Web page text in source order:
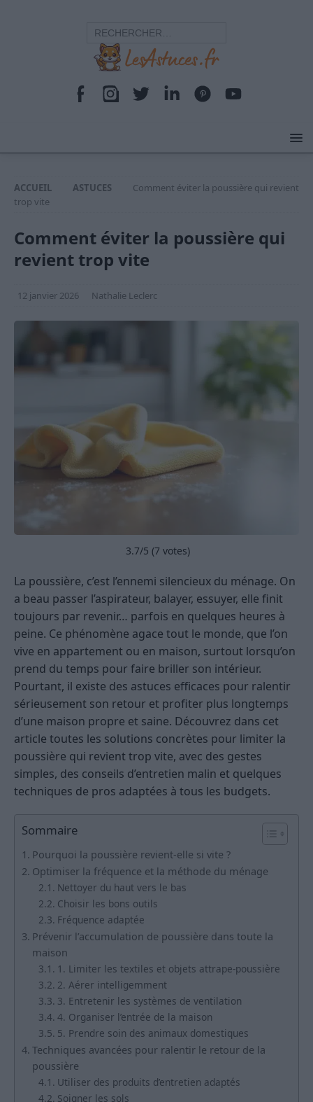
ACCUEIL ASTUCES
Comment éviter la poussière qui revient
trop vite
Comment éviter la poussière qui
revient trop vite
12 janvier 2026 Nathalie Leclerc
3.7/5 (7 votes)
La poussière, c’est l’ennemi silencieux du ménage. On
a beau passer l’aspirateur, balayer, essuyer, elle finit
toujours par revenir… parfois en quelques heures à
peine. Ce phénomène agace tout le monde, que l’on
vive en appartement ou en maison, surtout lorsqu’on
prend du temps pour faire briller son intérieur.
Pourtant, il existe des astuces efficaces pour ralentir
sérieusement son retour et profiter plus longtemps
d’une maison propre et saine. Découvrez dans cet
article toutes les solutions concrètes pour limiter la
poussière qui revient trop vite, avec des gestes
simples, des conseils d’entretien malin et quelques
techniques de pros adaptées à tous les budgets.
Sommaire
Pourquoi la poussière revient-elle si vite ?
Optimiser la fréquence et la méthode du ménage
Nettoyer du haut vers le bas
Choisir les bons outils
Fréquence adaptée
Prévenir l’accumulation de poussière dans toute la
maison
1. Limiter les textiles et objets attrape-poussière
2. Aérer intelligemment
3. Entretenir les systèmes de ventilation
4. Organiser l’entrée de la maison
5. Prendre soin des animaux domestiques
Techniques avancées pour ralentir le retour de la
poussière
Utiliser des produits d’entretien adaptés
Soigner les sols